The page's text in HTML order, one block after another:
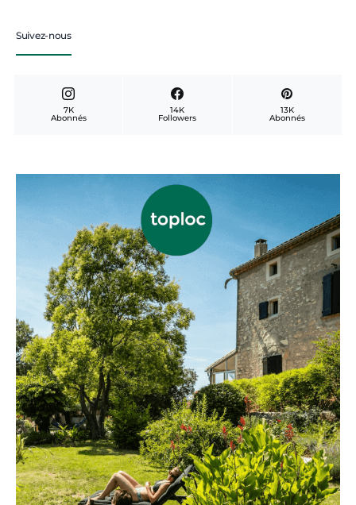
Suivez-nous
7K
Abonnés
14K
Followers
13K
Abonnés